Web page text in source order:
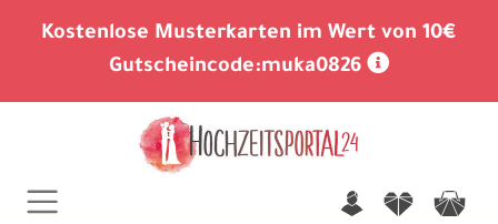
Kostenlose Musterkarten im Wert von 10€
Gutscheincode:muka0826
n f c